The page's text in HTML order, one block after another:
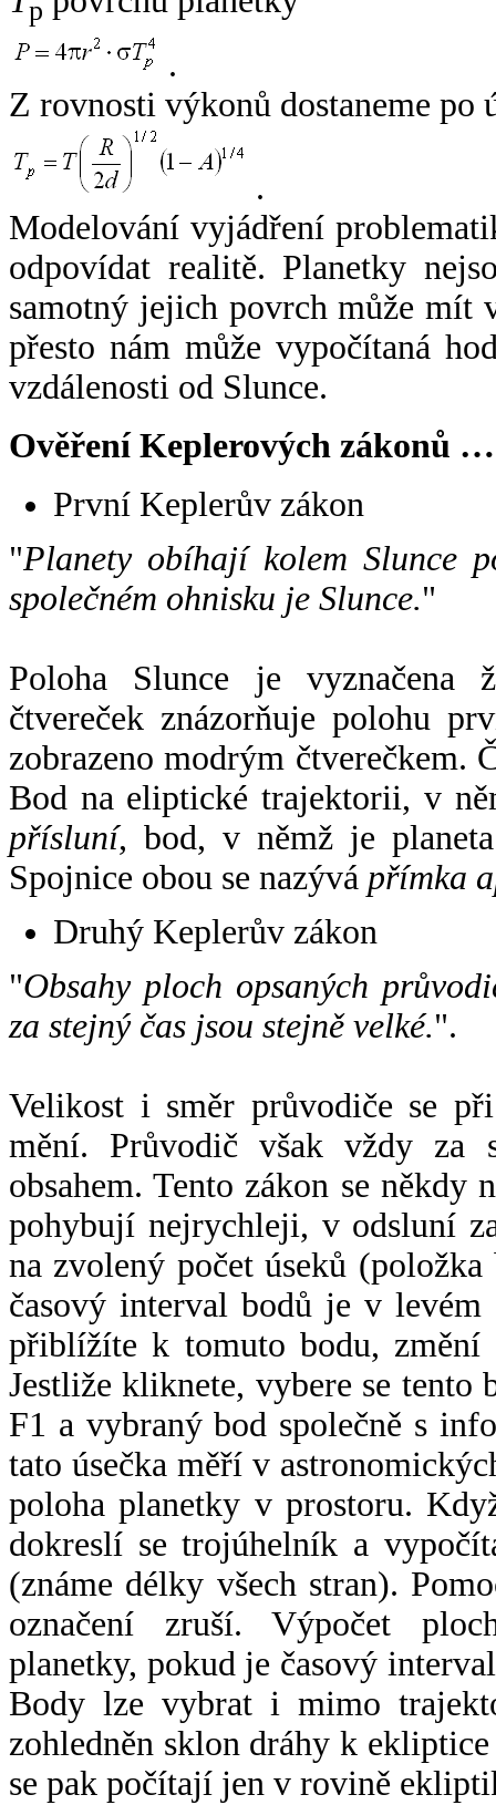
p
.
Z rovnosti výkonů dostaneme po
.
Modelování vyjádření
odpovídat realitě. Planetky
samotný jejich povrch může mít
přesto nám může vypočítaná
vzdálenosti od Slunce.
Ověření Keplerových zákonů …
První Keplerův zákon
"Planety obíhají kolem Slunce
společném ohnisku je Slunce."
Poloha Slunce je vyznačena
čtvereček znázorňuje polohu
zobrazeno modrým čtverečkem.
Bod na eliptické trajektorii, v
přísluní, bod, v němž je
Spojnice obou se nazývá přímka
Druhý Keplerův zákon
"Obsahy ploch opsaných
za stejný čas jsou stejně velké.".
Velikost i směr průvodiče se
mění. Průvodič však vždy za
obsahem. Tento zákon se někdy
pohybují nejrychleji, v odsluní
na zvolený počet úseků
časový interval bodů je v
přiblížíte k tomuto bodu,
Jestliže kliknete, vybere se tento
F1 a vybraný bod společně s
tato úsečka měří v
poloha planetky v prostoru.
dokreslí se trojúhelník a
(známe délky všech stran).
označení zruší. Výpočet
planetky, pokud je časový
Body lze vybrat i mimo
zohledněn sklon dráhy k
se pak počítají jen v rovině